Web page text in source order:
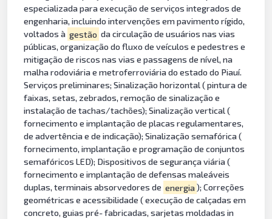
especializada para execução de serviços integrados de
engenharia, incluindo intervenções em pavimento rígido,
voltados à gestão da circulação de usuários nas vias
públicas, organização do fluxo de veículos e pedestres e
mitigação de riscos nas vias e passagens de nível, na
malha rodoviária e metroferroviária do estado do Piauí.
Serviços preliminares; Sinalização horizontal ( pintura de
faixas, setas, zebrados, remoção de sinalização e
instalação de tachas/tachões); Sinalização vertical (
fornecimento e implantação de placas regulamentares,
de advertência e de indicação); Sinalização semafórica (
fornecimento, implantação e programação de conjuntos
semafóricos LED); Dispositivos de segurança viária (
fornecimento e implantação de defensas maleáveis
duplas, terminais absorvedores de energia); Correções
geométricas e acessibilidade ( execução de calçadas em
concreto, guias pré- fabricadas, sarjetas moldadas in